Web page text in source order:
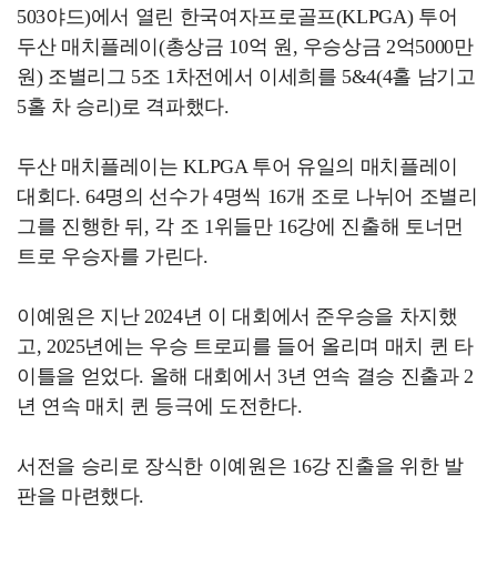
503야드)에서 열린 한국여자프로골프(KLPGA) 투어
두산 매치플레이(총상금 10억 원, 우승상금 2억5000만
원) 조별리그 5조 1차전에서 이세희를 5&4(4홀 남기고
5홀 차 승리)로 격파했다.
두산 매치플레이는 KLPGA 투어 유일의 매치플레이
대회다. 64명의 선수가 4명씩 16개 조로 나뉘어 조별리
그를 진행한 뒤, 각 조 1위들만 16강에 진출해 토너먼
트로 우승자를 가린다.
이예원은 지난 2024년 이 대회에서 준우승을 차지했
고, 2025년에는 우승 트로피를 들어 올리며 매치 퀸 타
이틀을 얻었다. 올해 대회에서 3년 연속 결승 진출과 2
년 연속 매치 퀸 등극에 도전한다.
서전을 승리로 장식한 이예원은 16강 진출을 위한 발
판을 마련했다.